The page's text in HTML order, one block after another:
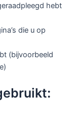
hebt
die u op
(bijvoorbeeld